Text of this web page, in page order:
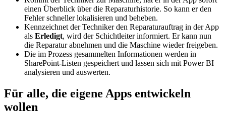
einen Überblick über die Reparaturhistorie. So kann er den
Fehler schneller lokalisieren und beheben.
Kennzeichnet der Techniker den Reparaturauftrag in der App
als Erledigt, wird der Schichtleiter informiert. Er kann nun
die Reparatur abnehmen und die Maschine wieder freigeben.
Die im Prozess gesammelten Informationen werden in
SharePoint-Listen gespeichert und lassen sich mit Power BI
analysieren und auswerten.
Für alle, die eigene Apps entwickeln
wollen